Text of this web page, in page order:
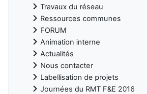
Travaux du réseau
Ressources communes
FORUM
Animation interne
Actualités
Nous contacter
Labellisation de projets
Journées du RMT F&E 2016